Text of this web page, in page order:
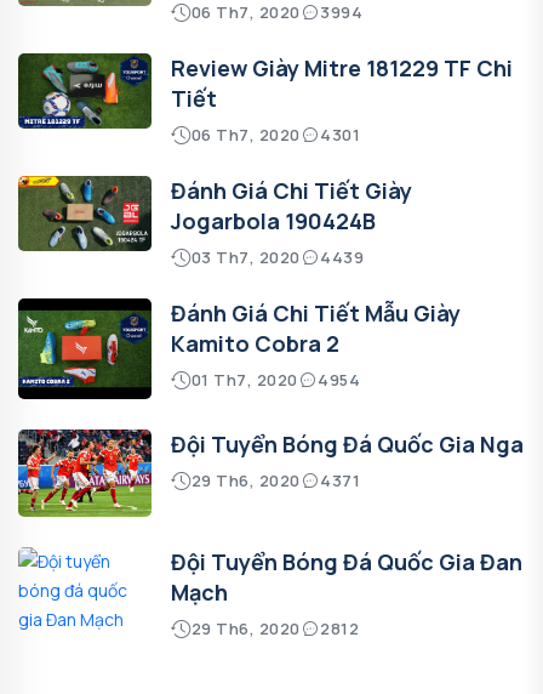
06 Th7, 2020 3994
Review Giày Mitre 181229 TF Chi
Tiết
06 Th7, 2020 4301
Đánh Giá Chi Tiết Giày
Jogarbola 190424B
03 Th7, 2020 4439
Đánh Giá Chi Tiết Mẫu Giày
Kamito Cobra 2
01 Th7, 2020 4954
Đội Tuyển Bóng Đá Quốc Gia Nga
29 Th6, 2020 4371
Đội Tuyển Bóng Đá Quốc Gia Đan
Mạch
29 Th6, 2020 2812